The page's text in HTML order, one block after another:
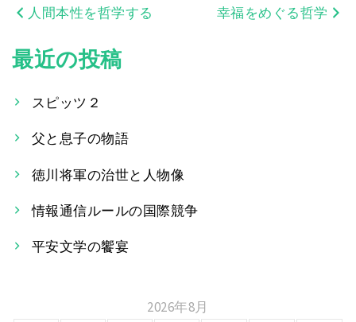
投
稿
ビ
ゲ
ー
シ
ョ
人間本性を哲学する 幸福をめぐる哲学
最近の投稿
スピッツ２
父と息子の物語
徳川将軍の治世と人物像
情報通信ルールの国際競争
平安文学の饗宴
2026年8月